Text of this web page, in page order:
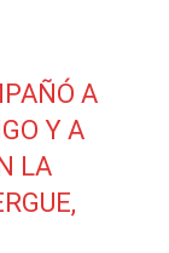
A
Y A
LA